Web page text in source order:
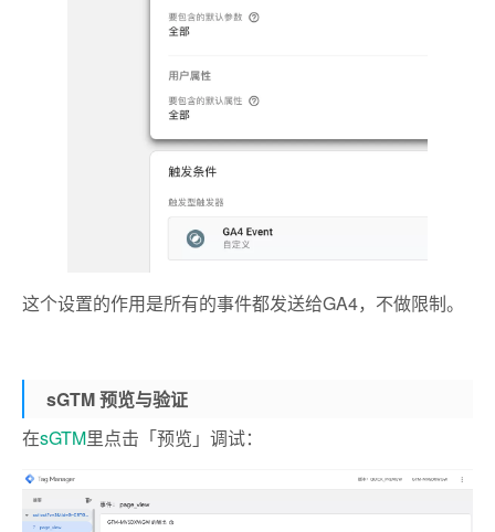
这个设置的作用是所有的事件都发送给GA4，不做限制。
sGTM 预览与验证
在sGTM里点击「预览」调试：